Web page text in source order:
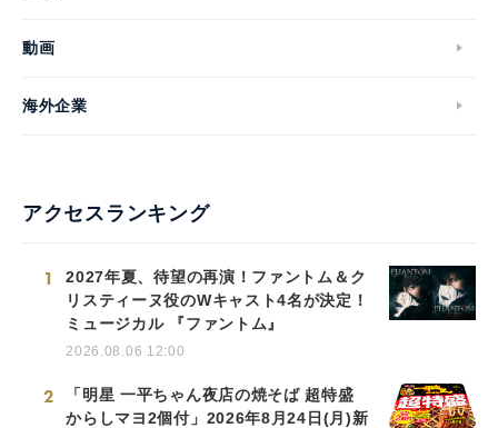
動画
海外企業
アクセスランキング
1
2027年夏、待望の再演！ファントム＆ク
リスティーヌ役のWキャスト4名が決定！
ミュージカル 『ファントム』
2026.08.06 12:00
2
「明星 一平ちゃん夜店の焼そば 超特盛
からしマヨ2個付」2026年8月24日(月)新